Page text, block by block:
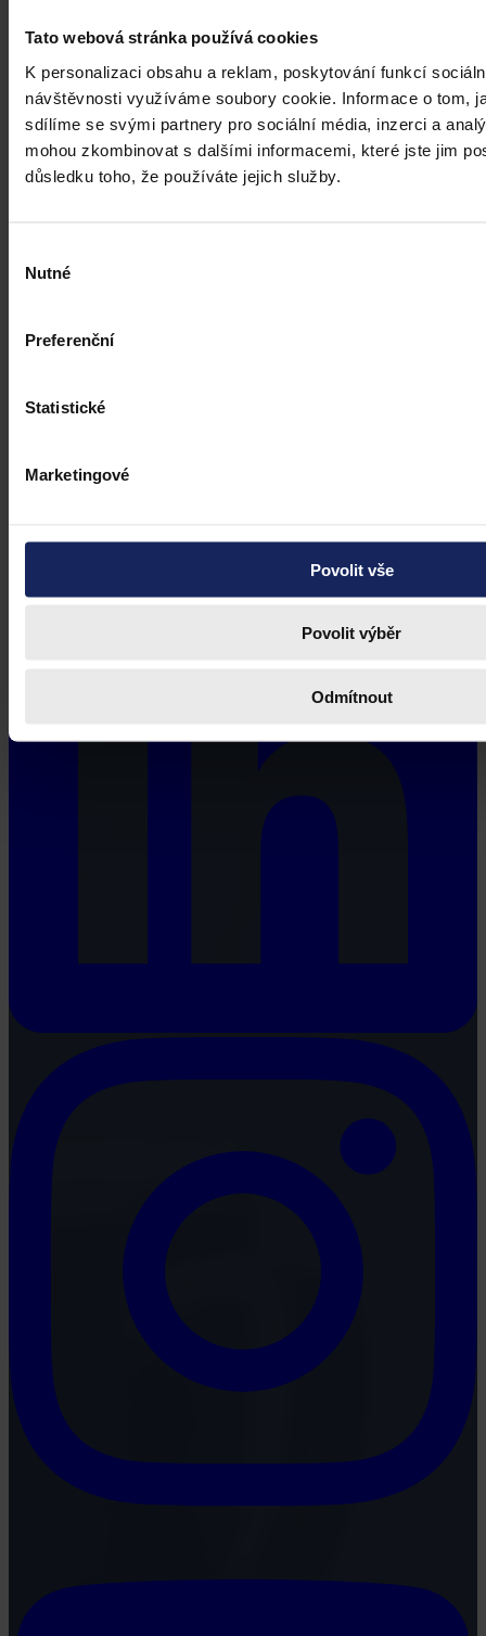
Tato webová stránka používá cookies
K personalizaci obsahu a reklam, poskytování funkcí
návštěvnosti využíváme soubory cookie. Informace o tom,
sdílíme se svými partnery pro sociální média, inzerci a
mohou zkombinovat s dalšími informacemi, které jste jim
důsledku toho, že používáte jejich služby.
souhlasu
Nutné
Preferenční
Statistické
Marketingové
Povolit vše
Povolit výběr
Odmítnout
profesionálové a zástupci právnických profesí, ale všichni, kteří
potřebují právní informace.